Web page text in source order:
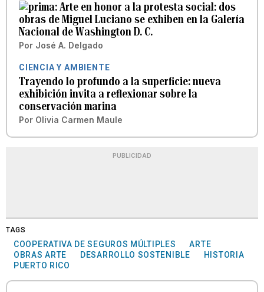
Arte en honor a la protesta social: dos
obras de Miguel Luciano se exhiben en la Galería
Nacional de Washington D. C.
Por José A. Delgado
CIENCIA Y AMBIENTE
Trayendo lo profundo a la superficie: nueva
exhibición invita a reflexionar sobre la
conservación marina
Por Olivia Carmen Maule
PUBLICIDAD
TAGS
COOPERATIVA DE SEGUROS MÚLTIPLES
ARTE
OBRAS ARTE
DESARROLLO SOSTENIBLE
HISTORIA
PUERTO RICO